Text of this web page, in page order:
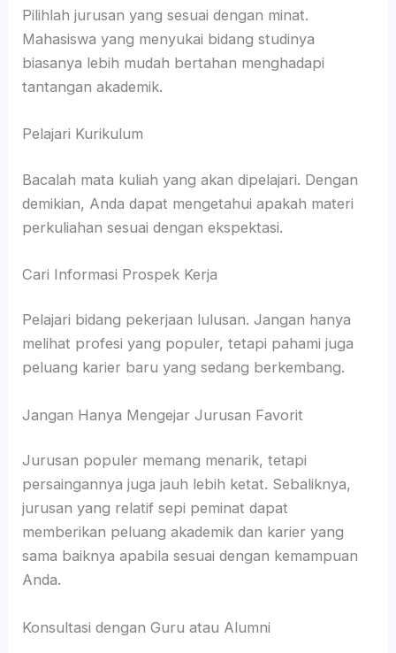
Pilihlah jurusan yang sesuai dengan minat.
Mahasiswa yang menyukai bidang studinya
biasanya lebih mudah bertahan menghadapi
tantangan akademik.
Pelajari Kurikulum
Bacalah mata kuliah yang akan dipelajari. Dengan
demikian, Anda dapat mengetahui apakah materi
perkuliahan sesuai dengan ekspektasi.
Cari Informasi Prospek Kerja
Pelajari bidang pekerjaan lulusan. Jangan hanya
melihat profesi yang populer, tetapi pahami juga
peluang karier baru yang sedang berkembang.
Jangan Hanya Mengejar Jurusan Favorit
Jurusan populer memang menarik, tetapi
persaingannya juga jauh lebih ketat. Sebaliknya,
jurusan yang relatif sepi peminat dapat
memberikan peluang akademik dan karier yang
sama baiknya apabila sesuai dengan kemampuan
Anda.
Konsultasi dengan Guru atau Alumni